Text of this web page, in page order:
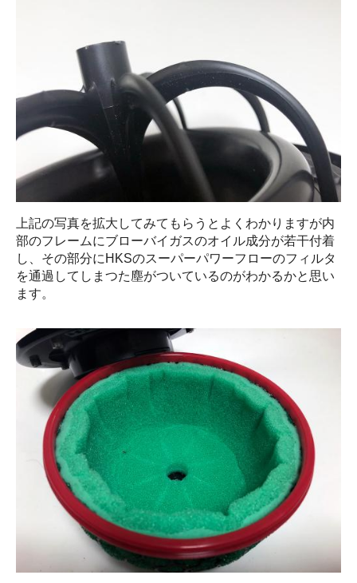
上記の写真を拡大してみてもらうとよくわかりますが内
部のフレームにブローバイガスのオイル成分が若干付着
し、その部分にHKSのスーパーパワーフローのフィルタ
を通過してしまつた塵がついているのがわかるかと思い
ます。